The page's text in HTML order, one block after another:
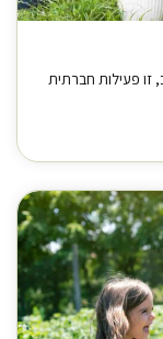
זו פעילות חברתית